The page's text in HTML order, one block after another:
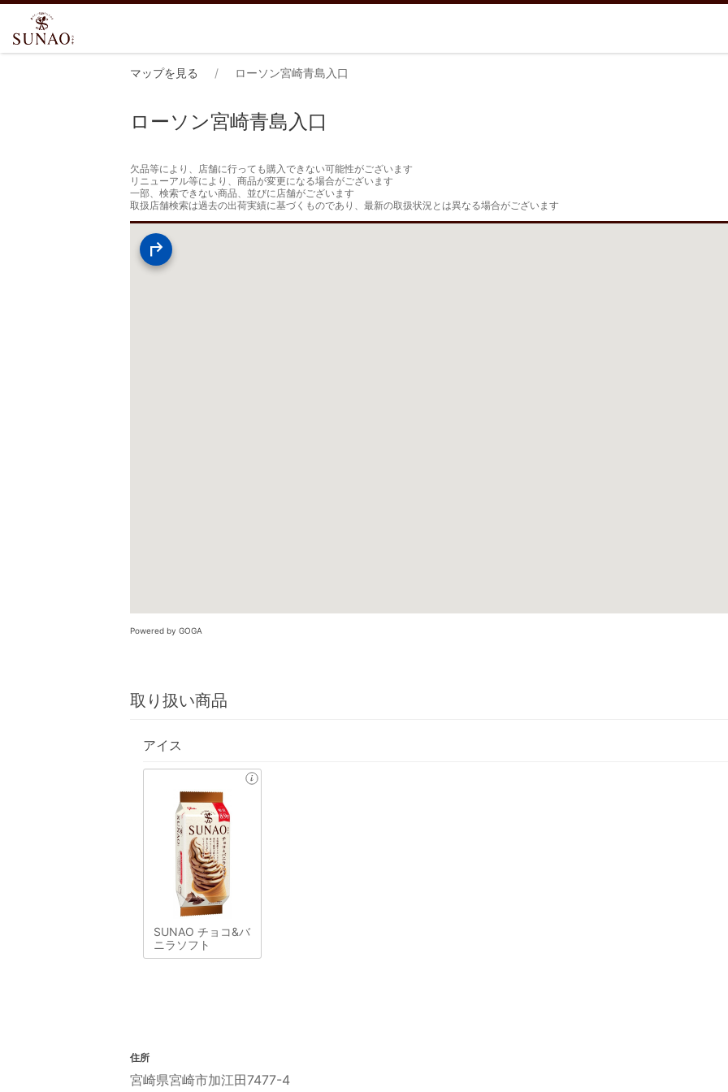
マップを見る ローソン宮崎青島入口
ローソン宮崎青島入口
欠品等により、店舗に行っても購入できない可能性がございます
リニューアル等により、商品が変更になる場合がございます
一部、検索できない商品、並びに店舗がございます
取扱店舗検索は過去の出荷実績に基づくものであり、最新の取扱状況とは異なる場合がございます
Powered by GOGA
取り扱い商品
アイス
SUNAO チョコ&バ
ニラソフト
住所
宮崎県宮崎市加江田7477-4